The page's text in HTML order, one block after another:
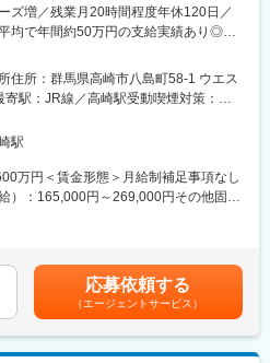
ズ増／残業月20時間程度年休120日／
均で年間約50万円の支給実績あり◎＞
の電解水素水整水器メーカーです。
業の従業員様向けに製品説明会・体験
レアポではなく、代理店からの紹介先
人様が中心です。
つき、商品知識・説明トーク・商談の
異業種・営業未経験から入社された方も
住所：群馬県高崎市八島町58-1 ウエス
寄駅：JR線／高崎駅受動喫煙対策：屋
社の定める事業所
駅
万円＜賃金形態＞月給制補足事項なし
）：165,000円～269,000円その他固定
補足＞■固定給に加え、販売実績に応じ
ります。■昇給年１回■賞与：年2回（7
程度を想定賃金はあくまでも目安の
上下する可能性があります。月給(月額)
す。
応募依頼する
（エージェントサービス）